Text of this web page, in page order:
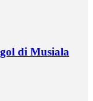
di Musiala